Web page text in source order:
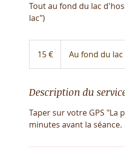
Tout au fond du lac
lac")
15 € Au fond du
Description du
Taper sur votre GPS "La
minutes avant la séance.